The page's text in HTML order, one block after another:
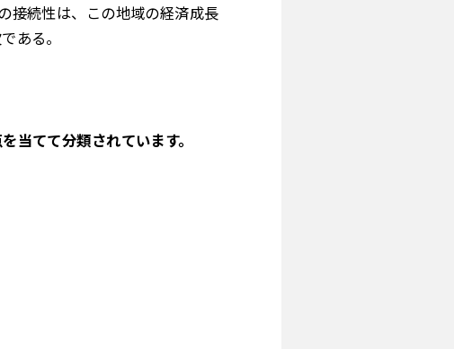
接続性は、この地域の経済成長
ある。
当てて分類されています。